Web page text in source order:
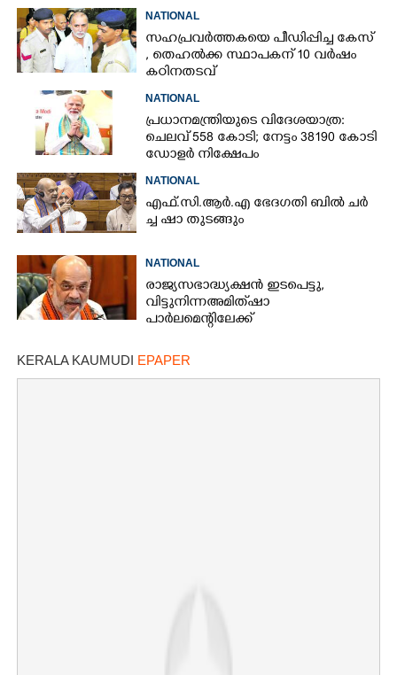
NATIONAL
സഹപ്രവർത്തകയെ പീഡിപ്പിച്ച കേസ്
, തെഹൽക്ക സ്ഥാപകന് 10 വർഷം
കഠിനതടവ്
NATIONAL
പ്രധാനമന്ത്രിയുടെ വിദേശയാത്ര:
ചെലവ് 558 കോടി; നേട്ടം 38190 കോടി
ഡോളർ നിക്ഷേപം
NATIONAL
എ​ഫ്.​സി.​ആ​ർ.​എ​ ​ഭേ​ദ​ഗ​തി​ ​ബിൽ ച​ർ​
ച്ച​ ​ഷാ​ ​തുടങ്ങും
NATIONAL
രാജ്യസഭാദ്ധ്യക്ഷൻ ഇടപെട്ടു,
വിട്ടുനിന്ന അമിത് ഷാ
പാർലമെന്റിലേക്ക്
KERALA KAUMUDI EPAPER